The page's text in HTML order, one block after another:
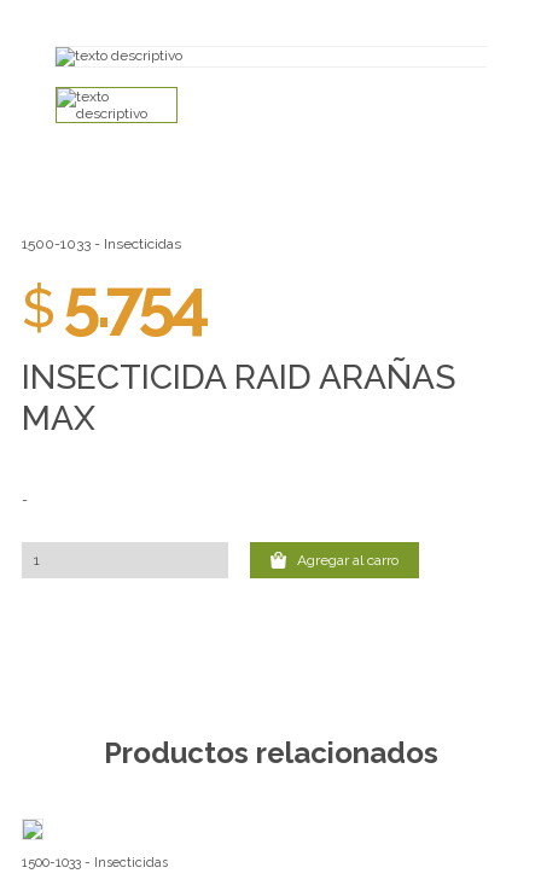
1500-1033 - Insecticidas
$5.754
INSECTICIDA RAID ARAÑAS
MAX
-
Agregar al carro
Productos relacionados
1500-1033 - Insecticidas